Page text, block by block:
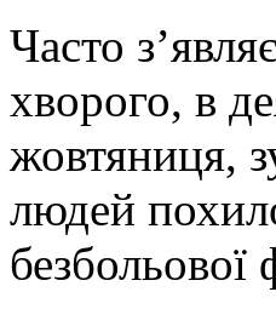
Часто
хворого, в
жовтяниця,
людей
безбольової